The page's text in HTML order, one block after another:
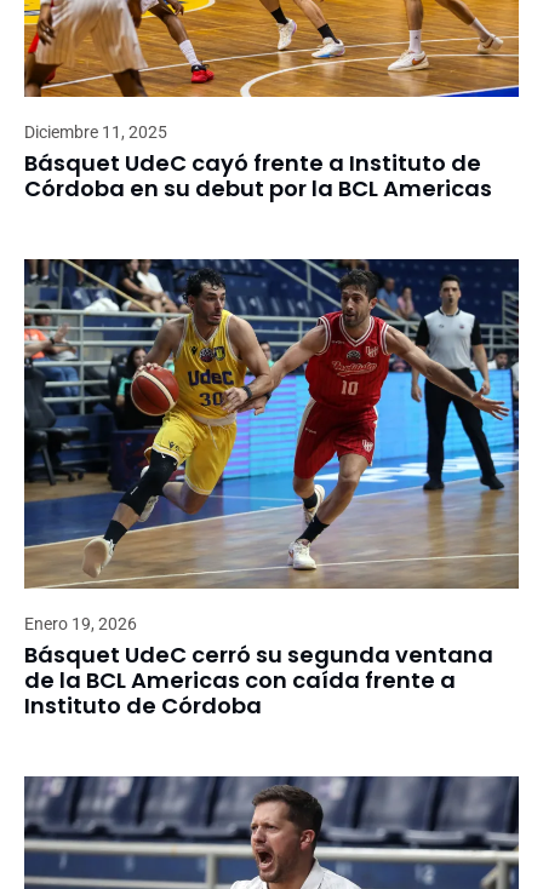
Diciembre 11, 2025
Básquet UdeC cayó frente a Instituto de
Córdoba en su debut por la BCL Americas
Enero 19, 2026
Básquet UdeC cerró su segunda ventana
de la BCL Americas con caída frente a
Instituto de Córdoba